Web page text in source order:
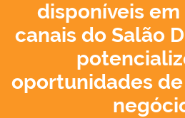
disponíveis
canais do Salão
oportunidades